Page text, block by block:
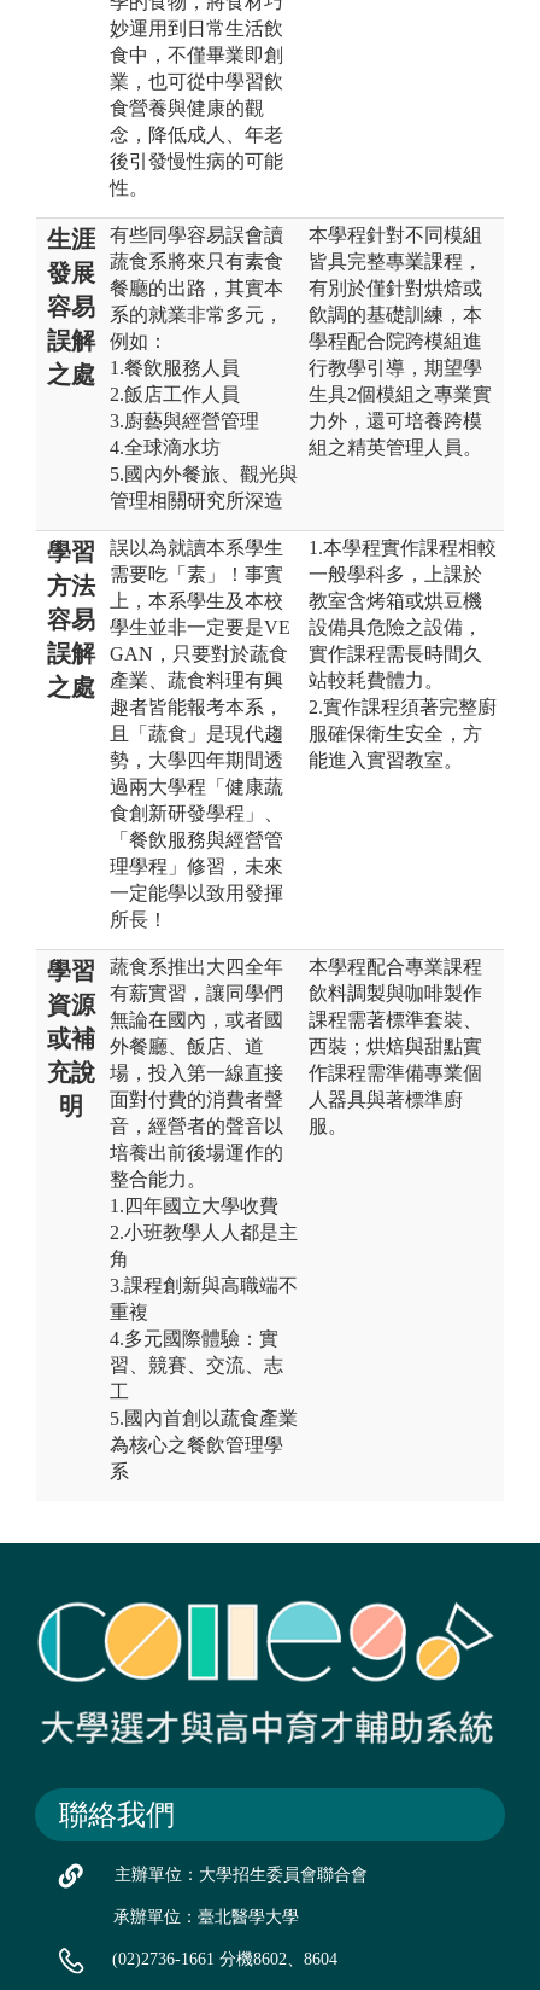
妙運用到日常生活飲
食中，不僅畢業即創
業，也可從中學習飲
食營養與健康的觀
念，降低成人、年老
後引發慢性病的可能
性。
生涯
發展
容易
誤解
之處
有些同學容易誤會讀
蔬食系將來只有素食
餐廳的出路，其實本
系的就業非常多元，
例如：
1.餐飲服務人員
2.飯店工作人員
3.廚藝與經營管理
4.全球滴水坊
5.國內外餐旅、觀光與
管理相關研究所深造
本學程針對不同模組
皆具完整專業課程，
有別於僅針對烘焙或
飲調的基礎訓練，本
學程配合院跨模組進
行教學引導，期望學
生具2個模組之專業實
力外，還可培養跨模
組之精英管理人員。
學習
方法
容易
誤解
之處
誤以為就讀本系學生
需要吃「素」！事實
上，本系學生及本校
學生並非一定要是VE
GAN，只要對於蔬食
產業、蔬食料理有興
趣者皆能報考本系，
且「蔬食」是現代趨
勢，大學四年期間透
過兩大學程「健康蔬
食創新研發學程」、
「餐飲服務與經營管
理學程」修習，未來
一定能學以致用發揮
所長！
1.本學程實作課程相較
一般學科多，上課於
教室含烤箱或烘豆機
設備具危險之設備，
實作課程需長時間久
站較耗費體力。
2.實作課程須著完整廚
服確保衛生安全，方
能進入實習教室。
學習
資源
或補
充說
明
蔬食系推出大四全年
有薪實習，讓同學們
無論在國內，或者國
外餐廳、飯店、道
場，投入第一線直接
面對付費的消費者聲
音，經營者的聲音以
培養出前後場運作的
整合能力。
1.四年國立大學收費
2.小班教學人人都是主
角
3.課程創新與高職端不
重複
4.多元國際體驗：實
習、競賽、交流、志
工
5.國內首創以蔬食產業
為核心之餐飲管理學
系
本學程配合專業課程
飲料調製與咖啡製作
課程需著標準套裝、
西裝；烘焙與甜點實
作課程需準備專業個
人器具與著標準廚
服。
聯絡我們
主辦單位：大學招生委員會聯合會
承辦單位：臺北醫學大學
(02)2736-1661 分機8602、8604